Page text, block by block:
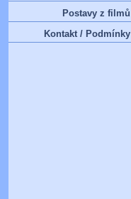
Postavy z filmů
Kontakt / Podmínky